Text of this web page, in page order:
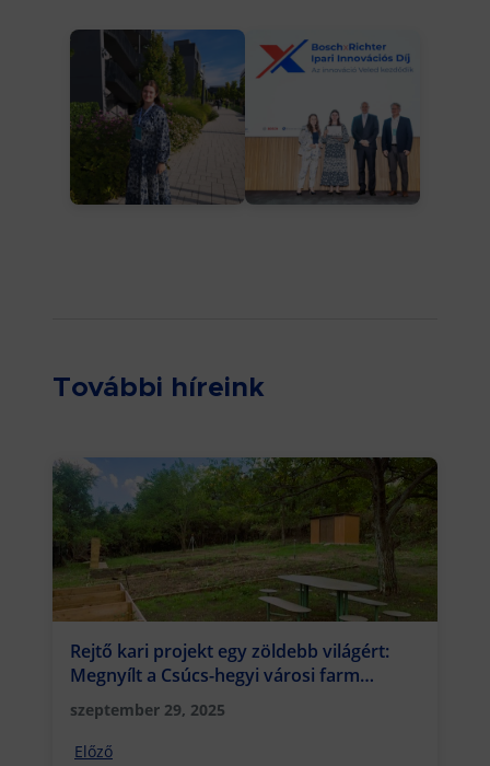
További híreink
Rejtő kari projekt egy zöldebb világért:
Megnyílt a Csúcs-hegyi városi farm
Óbudán
szeptember 29, 2025
Előző